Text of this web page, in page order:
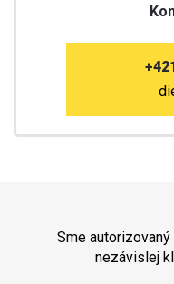
Sme
nezávislej